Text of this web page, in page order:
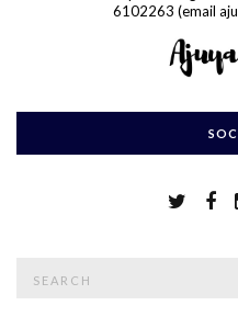
6102263 (email